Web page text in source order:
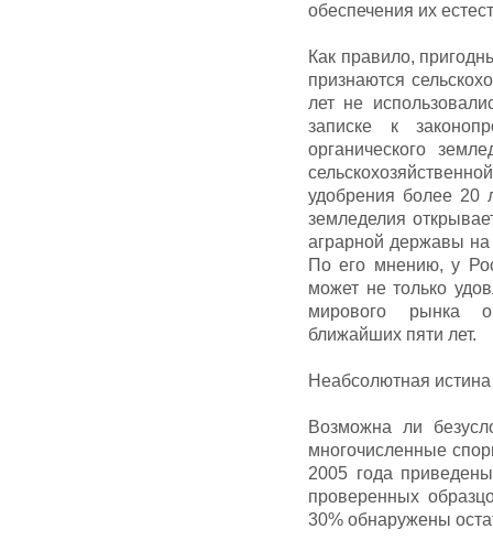
обеспечения их
Как правило,
признаются
лет не
записке к
органического
удобрения более 20
земледелия
аграрной державы
По его мнению, у
может не только
мирового рынка
ближайших пяти лет.
Неабсолютная истина
Возможна ли
многочисленные
2005 года
проверенных
30% обнаружены